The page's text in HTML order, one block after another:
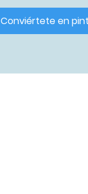
Conviértete en